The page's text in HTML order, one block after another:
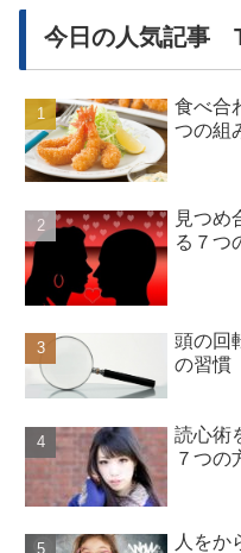
今日の人気記事
食べ合
つの組
見つめ
る７つ
頭の回
の習慣
読心術
７つの
人をか